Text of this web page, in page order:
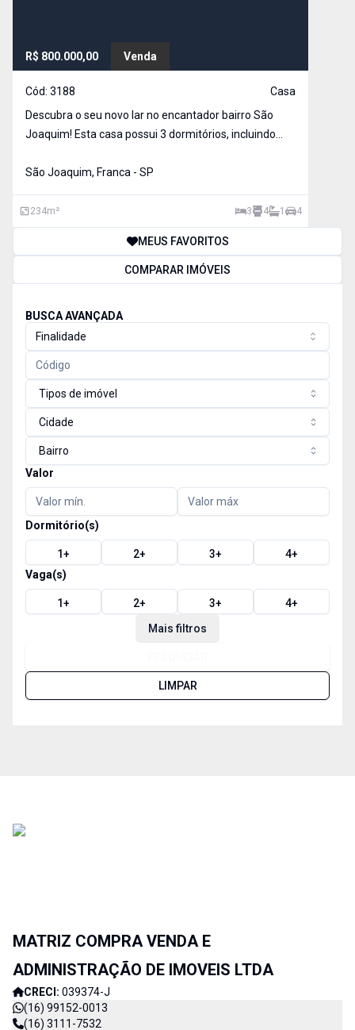
R$ 800.000,00 Venda
Cód: 3188
Casa
Descubra o seu novo lar no encantador bairro São
Joaquim! Esta casa possui 3 dormitórios, incluindo
de momentos relaxantes na sala de TV, jantar e na
São Joaquim, Franca - SP
234m² 3 4 1 4
MEUS FAVORITOS
COMPARAR IMÓVEIS
BUSCA AVANÇADA
Finalidade
Tipos de imóvel
Cidade
Bairro
Valor
Dormitório(s)
1+ 2+ 3+ 4+
Vaga(s)
1+ 2+ 3+ 4+
Mais filtros
LIMPAR
MATRIZ COMPRA VENDA E
ADMINISTRAÇÃO DE IMOVEIS LTDA
CRECI: 039374-J
(16) 99152-0013
(16) 3111-7532